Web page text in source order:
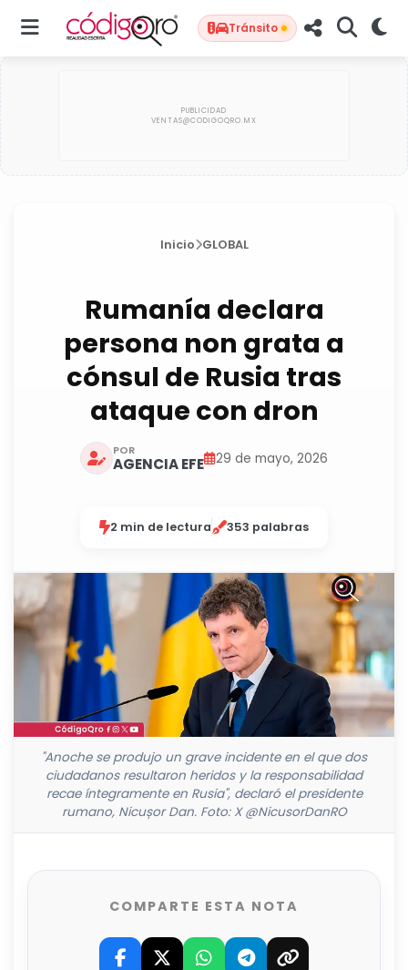
Tránsito
Inicio GLOBAL
Rumanía declara
persona non grata a
cónsul de Rusia tras
ataque con dron
POR
AGENCIA EFE 29 de mayo, 2026
2 min de lectura 353 palabras
"Anoche se produjo un grave incidente en el que dos
ciudadanos resultaron heridos y la responsabilidad
recae íntegramente en Rusia", declaró el presidente
rumano, Nicușor Dan. Foto: X @NicusorDanRO
COMPARTE ESTA NOTA